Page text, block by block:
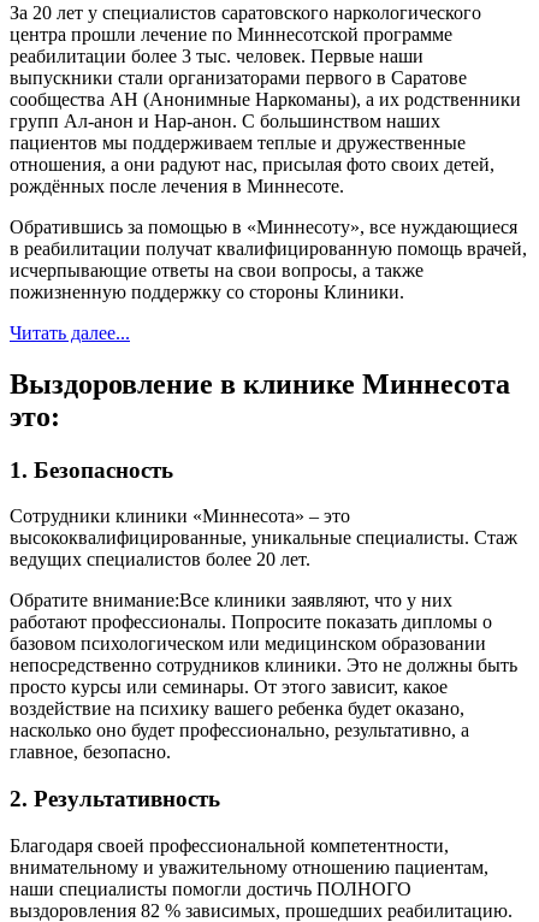
За 20 лет у специалистов саратовского наркологического
центра прошли лечение по Миннесотской программе
реабилитации более 3 тыс. человек. Первые наши
выпускники стали организаторами первого в Саратове
сообщества АН (Анонимные Наркоманы), а их родственники
групп Ал-анон и Нар-анон. С большинством наших
пациентов мы поддерживаем теплые и дружественные
отношения, а они радуют нас, присылая фото своих детей,
рождённых после лечения в Миннесоте.
Обратившись за помощью в «Миннесоту», все нуждающиеся
в реабилитации получат квалифицированную помощь врачей,
исчерпывающие ответы на свои вопросы, а также
пожизненную поддержку со стороны Клиники.
Читать далее...
Выздоровление в клинике Миннесота
это:
1. Безопасность
Сотрудники клиники «Миннесота» – это
высококвалифицированные, уникальные специалисты. Стаж
ведущих специалистов более 20 лет.
Обратите внимание:Все клиники заявляют, что у них
работают профессионалы. Попросите показать дипломы о
базовом психологическом или медицинском образовании
непосредственно сотрудников клиники. Это не должны быть
просто курсы или семинары. От этого зависит, какое
воздействие на психику вашего ребенка будет оказано,
насколько оно будет профессионально, результативно, а
главное, безопасно.
2. Результативность
Благодаря своей профессиональной компетентности,
внимательному и уважительному отношению пациентам,
наши специалисты помогли достичь ПОЛНОГО
выздоровления 82 % зависимых, прошедших реабилитацию.